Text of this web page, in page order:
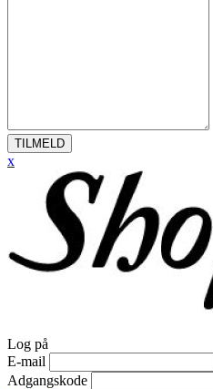
TILMELD
x
Log på
E-mail
Adgangskode